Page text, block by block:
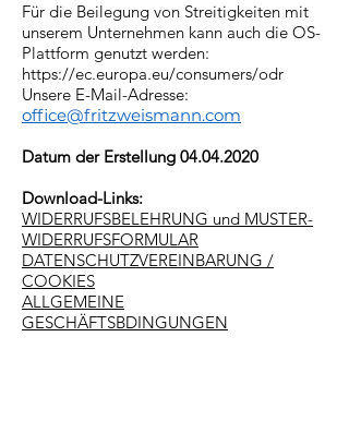
Für die Beilegung von Streitigkeiten mit
unserem Unternehmen kann auch die OS-
Plattform genutzt werden:
https://ec.europa.eu/consumers/odr
Unsere E-Mail-Adresse:
office@fritzweismann.com
Datum der Erstellung 04.04.2020
Download-Links:
WIDERRUFSBELEHRUNG und MUSTER-
WIDERRUFSFORMULAR
DATENSCHUTZVEREINBARUNG /
COOKIES
ALLGEMEINE
GESCHÄFTSBDINGUNGEN